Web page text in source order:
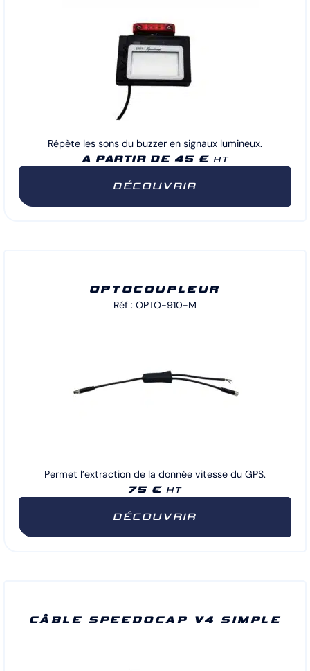
Répète les sons du buzzer en signaux lumineux.
A PARTIR DE 45 € HT
DÉCOUVRIR
OPTOCOUPLEUR
Réf : OPTO-910-M
Permet l’extraction de la donnée vitesse du GPS.
75 €HT
DÉCOUVRIR
CÂBLE SPEEDOCAP V4 SIMPLE